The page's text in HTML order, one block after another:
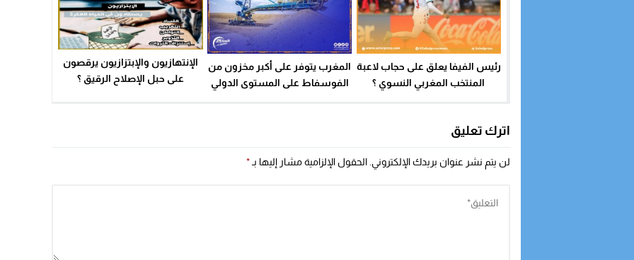
رئيس الفيفا يعلق على حجاب لاعبة
المنتخب المغربي النسوي ؟
المغرب يتوفر على أكبر مخزون من
الفوسفاط على المستوى الدولي
الإنتهازيون والإبتزازيون يرقصون
على حبل الإصلاح الرقيق ؟
اترك تعليق
لن يتم نشر عنوان بريدك الإلكتروني. الحقول الإلزامية مشار إليها بـ *